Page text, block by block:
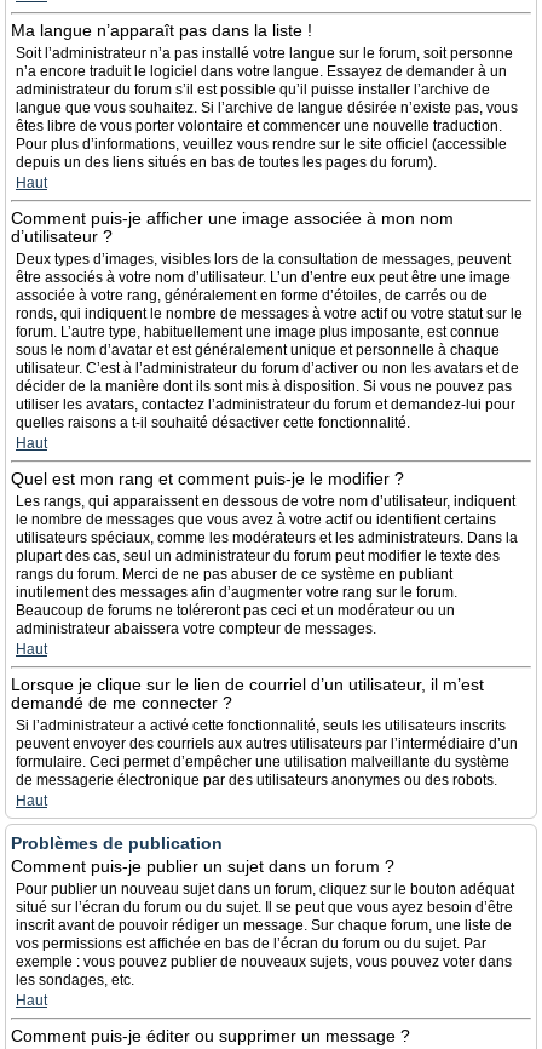
Ma langue n’apparaît pas dans la liste !
Soit l’administrateur n’a pas installé votre langue sur le forum, soit personne
n’a encore traduit le logiciel dans votre langue. Essayez de demander à un
administrateur du forum s’il est possible qu’il puisse installer l’archive de
langue que vous souhaitez. Si l’archive de langue désirée n’existe pas, vous
êtes libre de vous porter volontaire et commencer une nouvelle traduction.
Pour plus d’informations, veuillez vous rendre sur le site officiel (accessible
depuis un des liens situés en bas de toutes les pages du forum).
Haut
Comment puis-je afficher une image associée à mon nom
d’utilisateur ?
Deux types d’images, visibles lors de la consultation de messages, peuvent
être associés à votre nom d’utilisateur. L’un d’entre eux peut être une image
associée à votre rang, généralement en forme d’étoiles, de carrés ou de
ronds, qui indiquent le nombre de messages à votre actif ou votre statut sur le
forum. L’autre type, habituellement une image plus imposante, est connue
sous le nom d’avatar et est généralement unique et personnelle à chaque
utilisateur. C’est à l’administrateur du forum d’activer ou non les avatars et de
décider de la manière dont ils sont mis à disposition. Si vous ne pouvez pas
utiliser les avatars, contactez l’administrateur du forum et demandez-lui pour
quelles raisons a t-il souhaité désactiver cette fonctionnalité.
Haut
Quel est mon rang et comment puis-je le modifier ?
Les rangs, qui apparaissent en dessous de votre nom d’utilisateur, indiquent
le nombre de messages que vous avez à votre actif ou identifient certains
utilisateurs spéciaux, comme les modérateurs et les administrateurs. Dans la
plupart des cas, seul un administrateur du forum peut modifier le texte des
rangs du forum. Merci de ne pas abuser de ce système en publiant
inutilement des messages afin d’augmenter votre rang sur le forum.
Beaucoup de forums ne toléreront pas ceci et un modérateur ou un
administrateur abaissera votre compteur de messages.
Haut
Lorsque je clique sur le lien de courriel d’un utilisateur, il m’est
demandé de me connecter ?
Si l’administrateur a activé cette fonctionnalité, seuls les utilisateurs inscrits
peuvent envoyer des courriels aux autres utilisateurs par l’intermédiaire d’un
formulaire. Ceci permet d’empêcher une utilisation malveillante du système
de messagerie électronique par des utilisateurs anonymes ou des robots.
Haut
Problèmes de publication
Comment puis-je publier un sujet dans un forum ?
Pour publier un nouveau sujet dans un forum, cliquez sur le bouton adéquat
situé sur l’écran du forum ou du sujet. Il se peut que vous ayez besoin d’être
inscrit avant de pouvoir rédiger un message. Sur chaque forum, une liste de
vos permissions est affichée en bas de l’écran du forum ou du sujet. Par
exemple : vous pouvez publier de nouveaux sujets, vous pouvez voter dans
les sondages, etc.
Haut
Comment puis-je éditer ou supprimer un message ?